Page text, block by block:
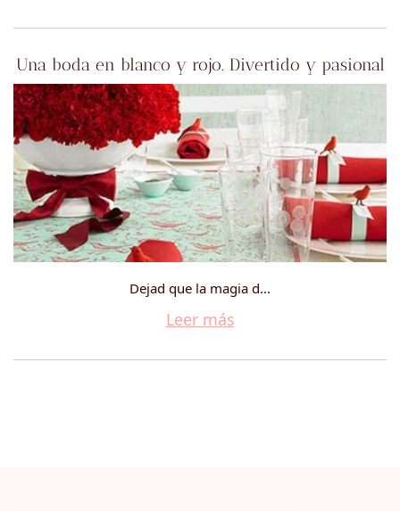
Una boda en blanco y rojo. Divertido y pasional
Dejad que la magia d...
Leer más